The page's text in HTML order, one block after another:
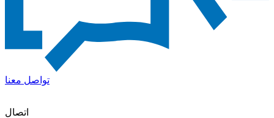
تواصل معنا
اتصال